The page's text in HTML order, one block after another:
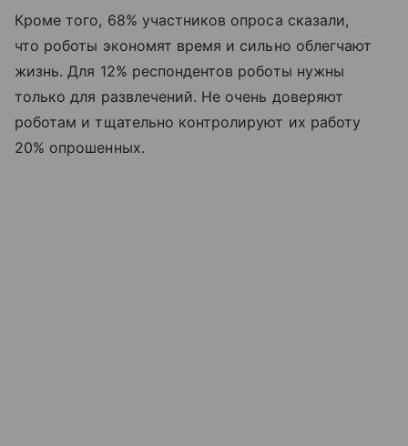
Кроме того, 68% участников опроса сказали,
что роботы экономят время и сильно облегчают
жизнь. Для 12% респондентов роботы нужны
только для развлечений. Не очень доверяют
роботам и тщательно контролируют их работу
20% опрошенных.